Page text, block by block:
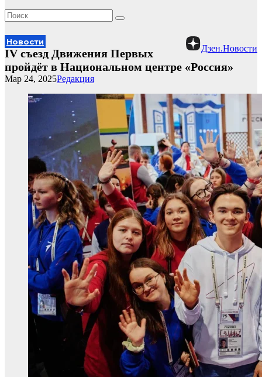
Дзен.Новости
Новости
IV съезд Движения Первых
пройдёт в Национальном центре «Россия»
Редакция
Мар 24, 2025